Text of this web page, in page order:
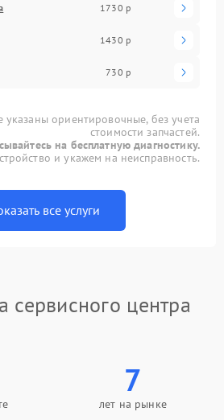
1730 р
1430 р
730 р
указаны ориентировочные, без учета
стоимости запчастей.
на бесплатную диагностику.
и укажем на неисправность.
все услуги
сервисного центра
7
лет на рынке